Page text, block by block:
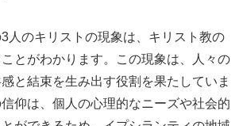
人のキリストの現象は、キリスト教の
とがわかります。この現象は、人々の
と結束を生み出す役割を果たしていま
仰は、個人の心理的なニーズや社会的